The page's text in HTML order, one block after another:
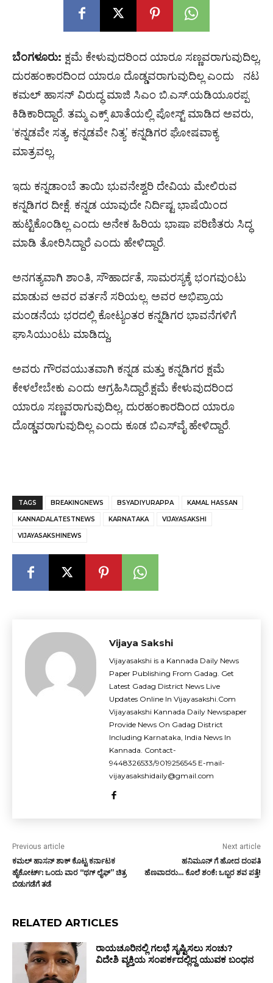
ಬೆಂಗಳೂರು: ಕ್ಷಮೆ ಕೇಳುವುದರಿಂದ ಯಾರೂ ಸಣ್ಣವರಾಗುವುದಿಲ್ಲ,
ದುರಹಂಕಾರದಿಂದ ಯಾರೂ ದೊಡ್ಡವರಾಗುವುದಿಲ್ಲ ಎಂದು ನಟ
ಕಮಲ್ ಹಾಸನ್ ವಿರುದ್ಧ ಮಾಜಿ ಸಿಎಂ ಬಿ.ಎಸ್.ಯಡಿಯೂರಪ್ಪ
ಕಿಡಿಕಾರಿದ್ದಾರೆ. ತಮ್ಮ ಎಕ್ಸ್​ ಖಾತೆಯಲ್ಲಿ ಪೋಸ್ಟ್​ ಮಾಡಿದ ಅವರು,
‘ಕನ್ನಡವೇ ಸತ್ಯ, ಕನ್ನಡವೇ ನಿತ್ಯ’ ಕನ್ನಡಿಗರ ಘೋಷವಾಕ್ಯ
ಮಾತ್ರವಲ್ಲ,
ಇದು ಕನ್ನಡಾಂಬೆ ತಾಯಿ ಭುವನೇಶ್ವರಿ ದೇವಿಯ ಮೇಲಿರುವ
ಕನ್ನಡಿಗರ ದೀಕ್ಷೆ. ಕನ್ನಡ ಯಾವುದೇ ನಿರ್ದಿಷ್ಟ ಭಾಷೆಯಿಂದ
ಹುಟ್ಟಿಕೊಂಡಿಲ್ಲ ಎಂದು ಅನೇಕ ಹಿರಿಯ ಭಾಷಾ ಪರಿಣಿತರು ಸಿದ್ಧ
ಮಾಡಿ ತೋರಿಸಿದ್ದಾರೆ ಎಂದು ಹೇಳಿದ್ದಾರೆ.
ಅನಗತ್ಯವಾಗಿ ಶಾಂತಿ, ಸೌಹಾರ್ದತೆ, ಸಾಮರಸ್ಯಕ್ಕೆ ಭಂಗವುಂಟು
ಮಾಡುವ ಅವರ ವರ್ತನೆ ಸರಿಯಲ್ಲ. ಅವರ ಅಭಿಪ್ರಾಯ
ಮಂಡನೆಯ ಭರದಲ್ಲಿ ಕೋಟ್ಯಂತರ ಕನ್ನಡಿಗರ ಭಾವನೆಗಳಿಗೆ
ಘಾಸಿಯುಂಟು ಮಾಡಿದ್ದು,
ಅವರು ಗೌರವಯುತವಾಗಿ ಕನ್ನಡ ಮತ್ತು ಕನ್ನಡಿಗರ ಕ್ಷಮೆ
ಕೇಳಲೇಬೇಕು ಎಂದು ಆಗ್ರಹಿಸಿದ್ದಾರೆ.ಕ್ಷಮೆ ಕೇಳುವುದರಿಂದ
ಯಾರೂ ಸಣ್ಣವರಾಗುವುದಿಲ್ಲ, ದುರಹಂಕಾರದಿಂದ ಯಾರೂ
ದೊಡ್ಡವರಾಗುವುದಿಲ್ಲ ಎಂದು ಕೂಡ ಬಿಎಸ್​ವೈ ಹೇಳಿದ್ದಾರೆ.
TAGS BREAKINGNEWS BSYADIYURAPPA KAMAL HASSAN
KANNADALATESTNEWS KARNATAKA VIJAYASAKSHI
VIJAYASAKSHINEWS
Vijaya Sakshi
Vijayasakshi is a Kannada Daily News
Paper Publishing From Gadag. Get
Latest Gadag District News Live
Updates Online In Vijayasakshi.Com
Vijayasakshi Kannada Daily Newspaper
Provide News On Gadag District
Including Karnataka, India News In
Kannada. Contact-
9448326533/9019256545 E-mail-
vijayasakshidaily@gmail.com
Previous article
ಕಮಲ್ ಹಾಸನ್ ಶಾಕ್ ಕೊಟ್ಟ ಕರ್ನಾಟಕ
ಹೈಕೋರ್ಟ್: ಒಂದು ವಾರ “ಥಗ್ ಲೈಫ್” ಚಿತ್ರ
ಬಿಡುಗಡೆಗೆ ತಡೆ
Next article
ಹನಿಮೂನ್ ಗೆ ಹೋದ ದಂಪತಿ
ಹೆಣವಾದರು… ಕೊಲೆ ಶಂಕೆ: ಒಬ್ಬರ ಶವ ಪತ್ತೆ!
RELATED ARTICLES
ರಾಯಚೂರಿನಲ್ಲಿ ಗಲಭೆ ಸೃಷ್ಟಿಸಲು ಸಂಚು?
ವಿದೇಶಿ ವ್ಯಕ್ತಿಯ ಸಂಪರ್ಕದಲ್ಲಿದ್ದ ಯುವಕ ಬಂಧನ